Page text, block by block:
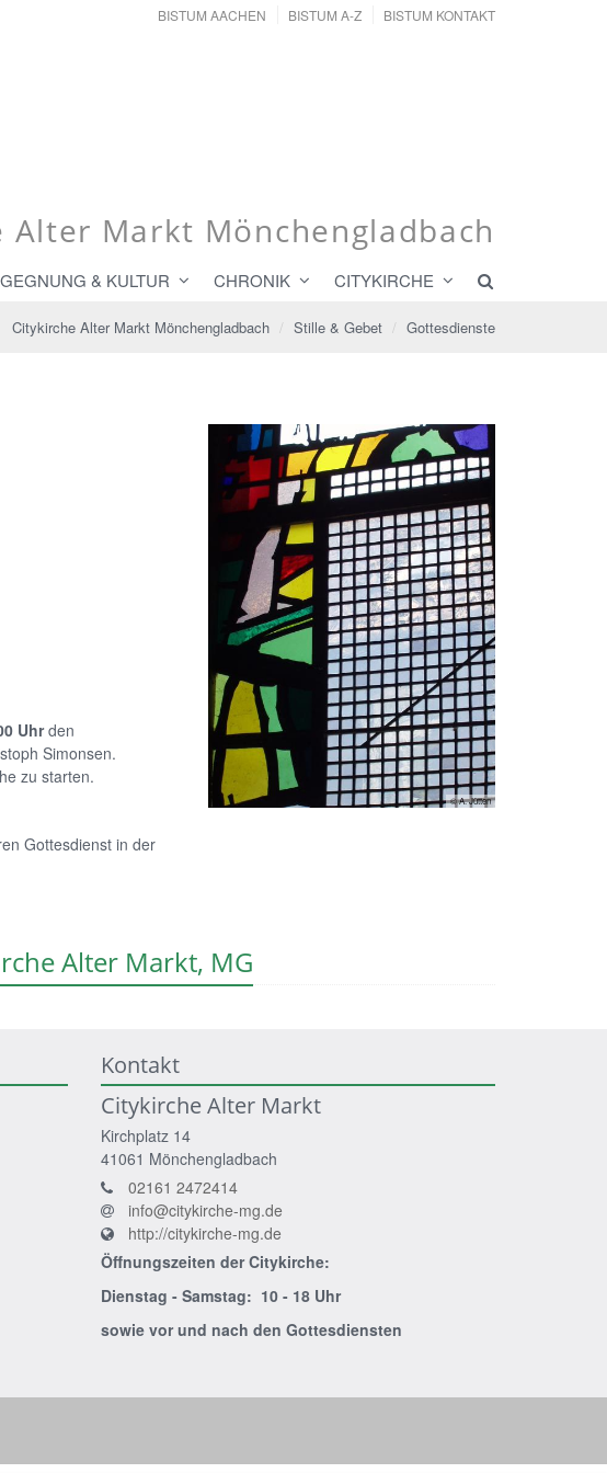
BISTUM AACHEN BISTUM A-Z BISTUM KONTAKT
Alter Markt Mönchengladbach
& KULTUR CHRONIK CITYKIRCHE
Citykirche Alter Markt Mönchengladbach Stille & Gebet Gottesdienste
© A. Jütten
Uhrden
Simonsen.
zu starten.
Gottesdienst in der
Alter Markt, MG
Kontakt
Citykirche Alter Markt
Kirchplatz 14
41061 Mönchengladbach
02161 2472414
info@citykirche-mg.de
http://citykirche-mg.de
Öffnungszeiten derCitykirche:
Dienstag - Samstag: 10 - 18 Uhr
sowie vor und nach den Gottesdiensten